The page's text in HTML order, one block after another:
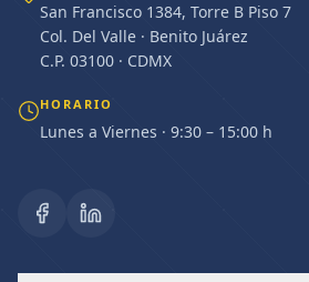
San Francisco 1384, Torre B Piso 7
Col. Del Valle · Benito Juárez
C.P. 03100 · CDMX
HORARIO
Lunes a Viernes · 9:30 – 15:00 h